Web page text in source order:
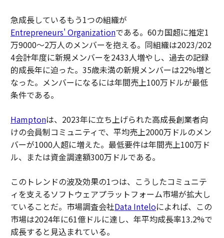
急成長しているもう1つの組織が
Entrepreneurs' Organizationである。60カ国超に推定1
万9000〜2万人のメンバーを抱える。同組織は2023/202
4会計年度に新規メンバーを2433人増やし、過去の記録
的成長年に迫った。35歳未満の新規メンバーは22%増と
なった。メンバーになるには年間売上100万ドルが最低
条件である。
Hamptonは、2023年に立ち上げられた高成長創業者向
けの会員制コミュニティで、平均売上2000万ドルのメン
バーが1000人超に増えた。最低要件は年間売上100万ド
ル、または資金調達額300万ドルである。
このトレンドの波及効果の1つは、こうしたコミュニテ
ィを支えるソフトウェアプラットフォーム市場が拡大し
ていることだ。市場調査会社Data Inteloによれば、この
市場は2024年に61億ドルに達し、年平均成長率13.2%で
成長すると見込まれている。